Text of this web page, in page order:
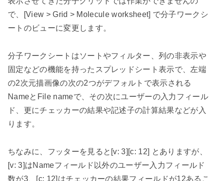
で、
[View > Grid > Molecule worksheet] で分子ワークシ
ートのビューに変更します。
分子ワークシートはソートやフィルター、列の非表示や
固定などの機能を持ったスプレッドシート表示で、左端
の2次元描画像の次の2つがデフォルトで表示される
Nameと File nameで、その次にユーザーの入力フィール
ド、更にチェッカーの結果や記述子の計算結果などが入
ります。
ちなみに、フッターを見ると [v: 3][c: 12] とありますが、
[v: 3]はNameフィールド以外のユーザー入力フィールド
数が3、 [c: 12] はチェッカーの結果フィールドが12あるこ